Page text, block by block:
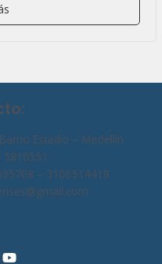
Estadio – Medellín
5810551
– 3106514419